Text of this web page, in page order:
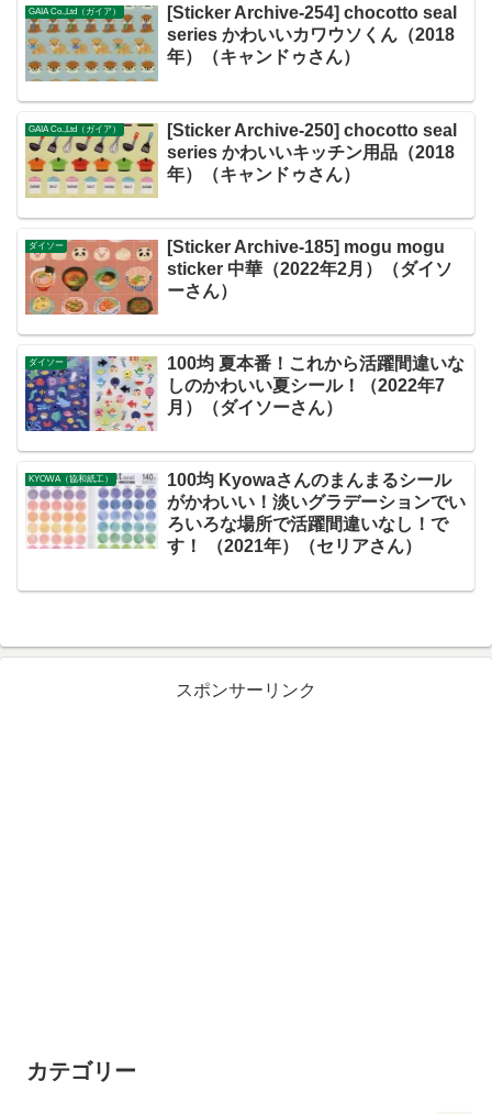
GAIA Co.,Ltd（ガイア）
[Sticker Archive-254] chocotto seal
series かわいいカワウソくん（2018
年）（キャンドゥさん）
GAIA Co.,Ltd（ガイア）
[Sticker Archive-250] chocotto seal
series かわいいキッチン用品（2018
年）（キャンドゥさん）
ダイソー
[Sticker Archive-185] mogu mogu
sticker 中華（2022年2月）（ダイソ
ーさん）
ダイソー
100均 夏本番！これから活躍間違いな
しのかわいい夏シール！（2022年7
月）（ダイソーさん）
KYOWA（協和紙工）
100均 Kyowaさんのまんまるシール
がかわいい！淡いグラデーションでい
ろいろな場所で活躍間違いなし！で
す！ （2021年）（セリアさん）
スポンサーリンク
カテゴリー